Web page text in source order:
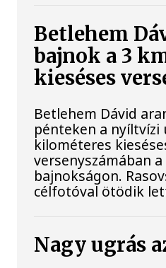
Betlehem
bajnok a 3
kieséses
Betlehem Dávid
pénteken a nyíltvízi
kilométeres
versenyszámában
bajnokságon.
célfotóval ötödik
Nagy ugrás